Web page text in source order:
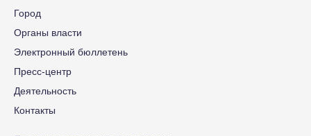
Город
Органы власти
Электронный бюллетень
Пресс-центр
Деятельность
Контакты